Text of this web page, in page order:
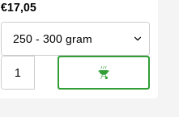
€17,05
Flat
iron
gekozen
worden
op
productpagina